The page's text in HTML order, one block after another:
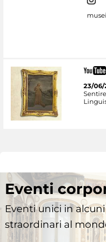
23/06/
Eventi
Eventi unici in
straordinari al